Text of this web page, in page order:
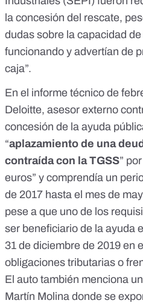
la concesión del rescate,
dudas sobre la capacidad
funcionando y advertían de
caja”.
En el informe técnico de
Deloitte, asesor externo
concesión de la ayuda
“aplazamiento de una
contraída con la TGSS”
euros” y comprendía un
de 2017 hasta el mes de
pese a que uno de los
ser beneficiario de la ayuda
31 de diciembre de 2019 en
obligaciones tributarias o
El auto también menciona
Martín Molina donde se